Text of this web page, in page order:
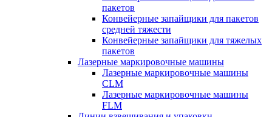
пакетов
Конвейерные запайщики для пакетов
средней тяжести
Конвейерные запайщики для тяжелых
пакетов
Лазерные маркировочные машины
Лазерные маркировочные машины
CLM
Лазерные маркировочные машины
FLM